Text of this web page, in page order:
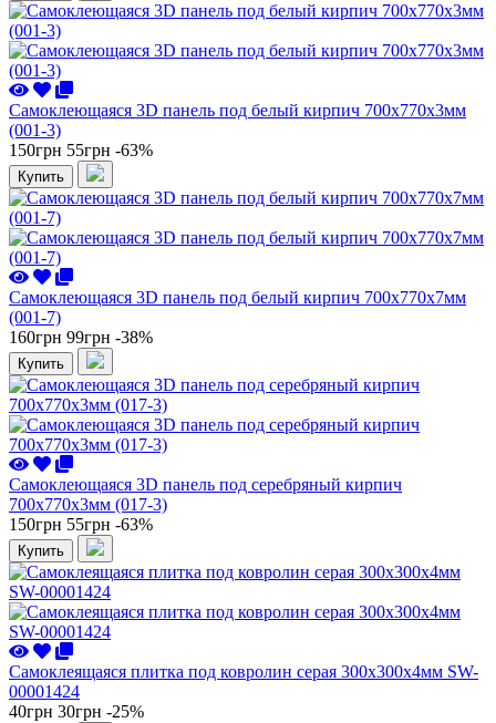
Самоклеющаяся 3D панель под белый кирпич 700x770x3мм
(001-3)
150грн 55грн -63%
Купить
Самоклеющаяся 3D панель под белый кирпич 700x770x7мм
(001-7)
160грн 99грн -38%
Купить
Самоклеющаяся 3D панель под серебряный кирпич
700x770x3мм (017-3)
150грн 55грн -63%
Купить
Самоклеящаяся плитка под ковролин серая 300х300х4мм SW-
00001424
40грн 30грн -25%